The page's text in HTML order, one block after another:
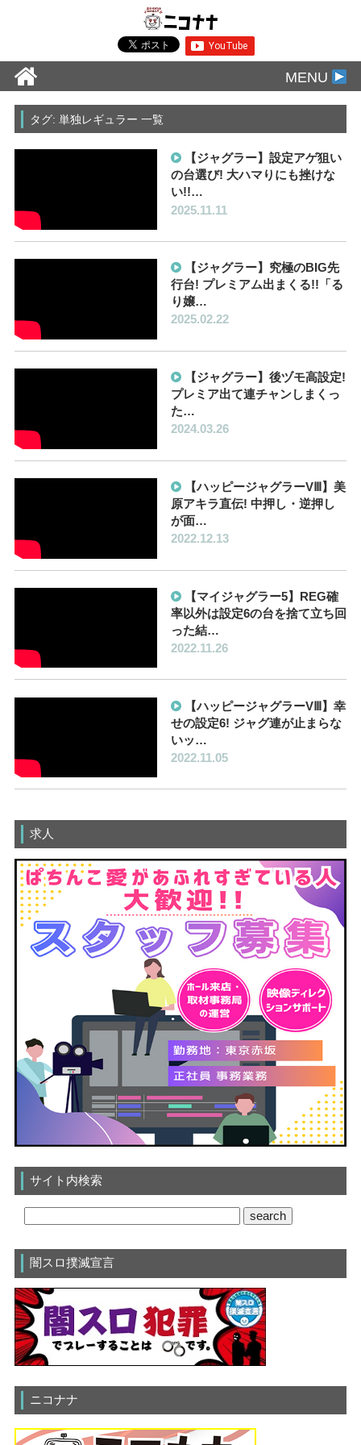
MENU
タグ: 単独レギュラー 一覧
【ジャグラー】設定アゲ狙い
の台選び! 大ハマりにも挫けな
い!!…
2025.11.11
【ジャグラー】究極のBIG先
行台! プレミアム出まくる!!「る
り嬢…
2025.02.22
【ジャグラー】後ヅモ高設定!
プレミア出て連チャンしまくっ
た…
2024.03.26
【ハッピージャグラーVⅢ】美
原アキラ直伝! 中押し・逆押し
が面…
2022.12.13
【マイジャグラー5】REG確
率以外は設定6の台を捨て立ち回
った結…
2022.11.26
【ハッピージャグラーVⅢ】幸
せの設定6! ジャグ連が止まらな
いッ…
2022.11.05
求人
サイト内検索
闇スロ撲滅宣言
ニコナナ